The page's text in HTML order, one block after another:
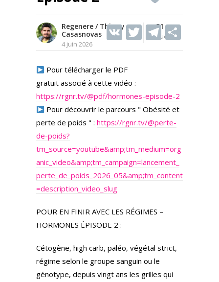
Regenere / Thierry
Casasnovas
4 juin 2026
51
Vues
V T T
a
m
Pour télécharger le PDF
gratuit associé à cette vidéo :
https://rgnr.tv/@pdf/hormones-episode-2
Pour découvrir le parcours " Obésité et
perte de poids " : https://rgnr.tv/@perte-
de-poids?
tm_source=youtube&amp;tm_medium=org
anic_video&amp;tm_campaign=lancement_
perte_de_poids_2026_05&amp;tm_content
=description_video_slug
POUR EN FINIR AVEC LES RÉGIMES –
HORMONES ÉPISODE 2 :
Cétogène, high carb, paléo, végétal strict,
régime selon le groupe sanguin ou le
génotype, depuis vingt ans les grilles qui